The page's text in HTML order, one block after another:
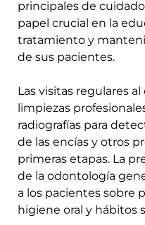
públicas. LaPolítica de
permite cambiar o
cualquier momento.
POLÍTICA LEGAL
ES
© COPYRIGHT INSPIRIA.